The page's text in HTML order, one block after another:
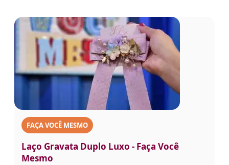
FAÇA VOCÊ MESMO
Laço Gravata Duplo Luxo - Faça Você
Mesmo